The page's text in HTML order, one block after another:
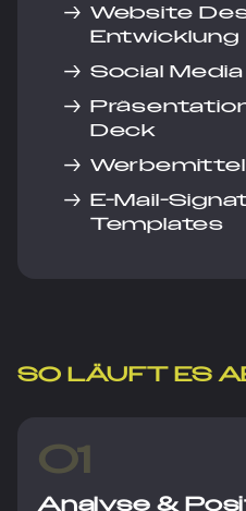
→ Website
Entwicklung
→ Social
→
Deck
→
→ E-Mail-
Templates
SO LÄUFT ES
01
Analyse &